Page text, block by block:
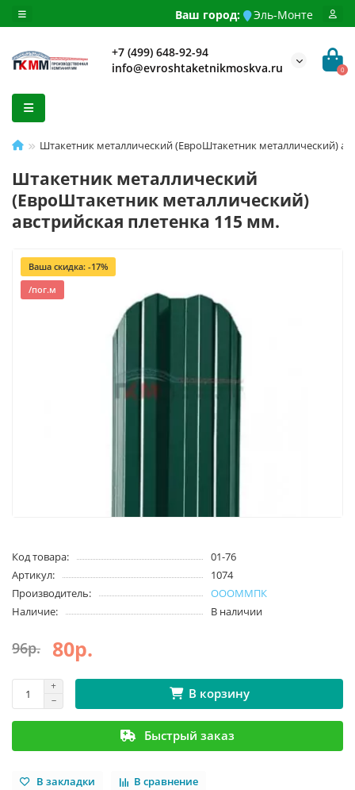
Ваш город: Эль-Монте
+7 (499) 648-92-94
info@evroshtaketnikmoskva.ru
0
Штакетник металлический (ЕвроШтакетник металлический)
Штакетник металлический
(ЕвроШтакетник металлический)
австрийская плетенка 115 мм.
Ваша скидка: -17%
/пог.м
Код товара:
01-76
Артикул:
1074
Производитель:
ОООММПК
Наличие:
В наличии
96р. 80р.
В корзину
Быстрый заказ
В закладки В сравнение